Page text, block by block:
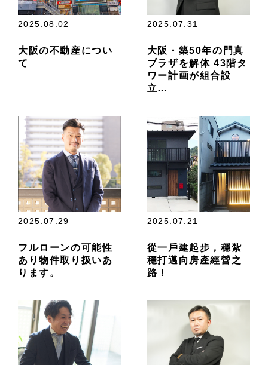
2025.08.02
大阪の不動産につい
て
2025.07.31
大阪・築50年の門真
プラザを解体 43階タ
ワー計画が組合設
立…
2025.07.29
フルローンの可能性
あり物件取り扱いあ
ります。
2025.07.21
從一戶建起步，穩紮
穩打邁向房產經營之
路！